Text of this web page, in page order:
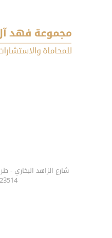
23514 – جدة - المملكة العربية السعودية